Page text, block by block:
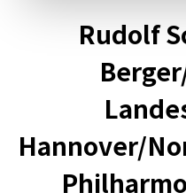
Rudolf
Hannover/